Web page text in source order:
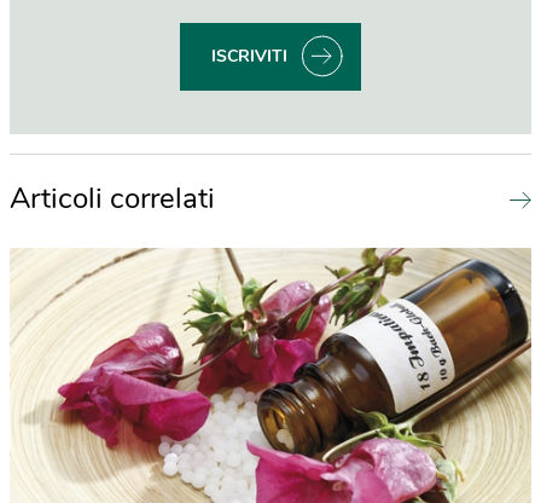
ISCRIVITI
Articoli correlati